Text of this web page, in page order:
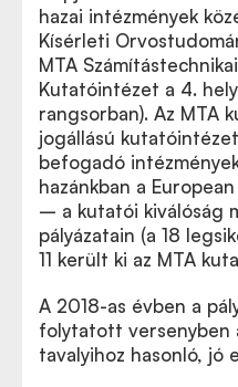
hazai intézmények
Kísérleti
MTA
Kutatóintézet a 4.
rangsorban). Az MTA
jogállású
befogadó
hazánkban a
– a kutatói kiválóság
pályázatain (a 18
11 került ki az MTA
A 2018-as évben a
folytatott versenyben
tavalyihoz hasonló, jó